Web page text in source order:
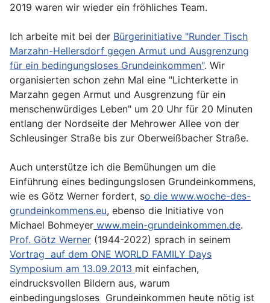
2019 waren wir wieder ein fröhliches Team.
Ich arbeite mit bei der Bürgerinitiative "Runder Tisch
Marzahn-Hellersdorf gegen Armut und Ausgrenzung
für ein bedingungsloses Grundeinkommen". Wir
organisierten schon zehn Mal eine "Lichterkette in
Marzahn gegen Armut und Ausgrenzung für ein
menschenwürdiges Leben" um 20 Uhr für 20 Minuten
entlang der Nordseite der Mehrower Allee von der
Schleusinger Straße bis zur Oberweißbacher Straße.
Auch unterstütze ich die Bemühungen um die
Einführung eines bedingungslosen Grundeinkommens,
wie es Götz Werner fordert, so die www.woche-des-
grundeinkommens.eu, ebenso die Initiative von
Michael Bohmeyer www.mein-grundeinkommen.de.
Prof. Götz Werner (1944-2022) sprach in seinem
Vortrag auf dem ONE WORLD FAMILY Days
Symposium am 13.09.2013 mit einfachen,
eindrucksvollen Bildern aus, warum
einbedingungsloses Grundeinkommen heute nötig ist